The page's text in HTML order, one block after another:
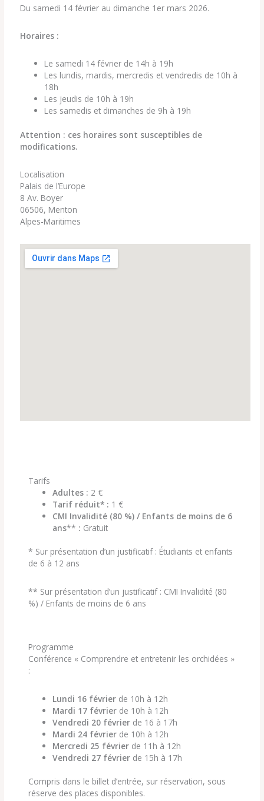
Du samedi 14 février au dimanche 1er mars 2026.
Horaires :
Le samedi 14 février de 14h à 19h
Les lundis, mardis, mercredis et vendredis de 10h à
18h
Les jeudis de 10h à 19h
Les samedis et dimanches de 9h à 19h
Attention : ces horaires sont susceptibles de
modifications.
Localisation
Palais de l’Europe
8 Av. Boyer
06506, Menton
Alpes-Maritimes
Tarifs
Adultes : 2 €
Tarif réduit* : 1 €
CMI Invalidité (80 %) / Enfants de moins de 6
ans** : Gratuit
* Sur présentation d’un justificatif : Étudiants et enfants
de 6 à 12 ans
** Sur présentation d’un justificatif : CMI Invalidité (80
%) / Enfants de moins de 6 ans
Programme
Conférence « Comprendre et entretenir les orchidées »
:
Lundi 16 février de 10h à 12h
Mardi 17 février de 10h à 12h
Vendredi 20 février de 16 à 17h
Mardi 24 février de 10h à 12h
Mercredi 25 février de 11h à 12h
Vendredi 27 février de 15h à 17h
Compris dans le billet d’entrée, sur réservation, sous
réserve des places disponibles.